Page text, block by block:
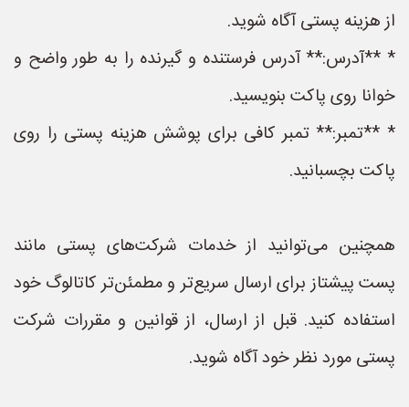
از هزینه پستی آگاه شوید.
* **آدرس:** آدرس فرستنده و گیرنده را به طور واضح و
خوانا روی پاکت بنویسید.
* **تمبر:** تمبر کافی برای پوشش هزینه پستی را روی
پاکت بچسبانید.
همچنین می‌توانید از خدمات شرکت‌های پستی مانند
پست پیشتاز برای ارسال سریع‌تر و مطمئن‌تر کاتالوگ خود
استفاده کنید. قبل از ارسال، از قوانین و مقررات شرکت
پستی مورد نظر خود آگاه شوید.